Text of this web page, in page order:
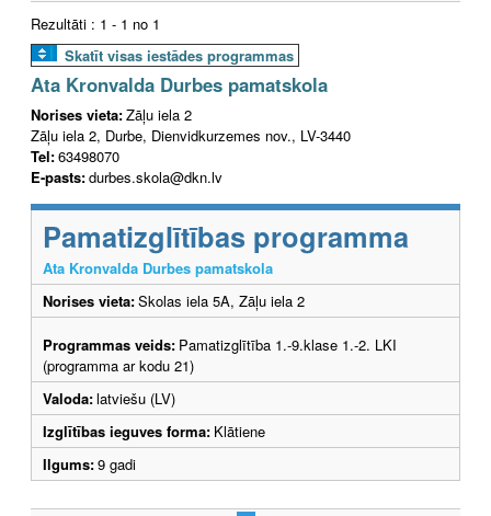
Rezultāti : 1 - 1 no 1
Skatīt visas iestādes programmas
Ata Kronvalda Durbes pamatskola
Norises vieta:Zāļu iela 2
Zāļu iela 2, Durbe, Dienvidkurzemes nov., LV-3440
Tel:63498070
E-pasts:durbes.skola@dkn.lv
Pamatizglītības programma
Ata Kronvalda Durbes pamatskola
Norises vieta:Skolas iela 5A, Zāļu iela 2
Programmas veids: Pamatizglītība 1.-9.klase 1.-2. LKI
(programma ar kodu 21)
Valoda:latviešu (LV)
Izglītības ieguves forma: Klātiene
Ilgums:9 gadi